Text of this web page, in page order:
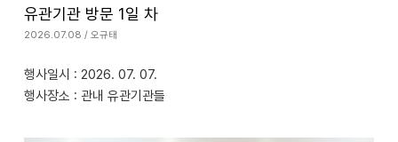
유관기관 방문 1일 차
2026.07.08 / 오규태
행사일시 : 2026. 07. 07.
행사장소 : 관내 유관기관들